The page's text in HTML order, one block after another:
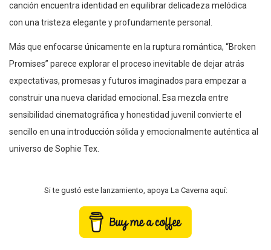
canción encuentra identidad en equilibrar delicadeza melódica
con una tristeza elegante y profundamente personal.
Más que enfocarse únicamente en la ruptura romántica, “Broken
Promises” parece explorar el proceso inevitable de dejar atrás
expectativas, promesas y futuros imaginados para empezar a
construir una nueva claridad emocional. Esa mezcla entre
sensibilidad cinematográfica y honestidad juvenil convierte el
sencillo en una introducción sólida y emocionalmente auténtica al
universo de Sophie Tex.
Si te gustó este lanzamiento, apoya La Caverna aquí: